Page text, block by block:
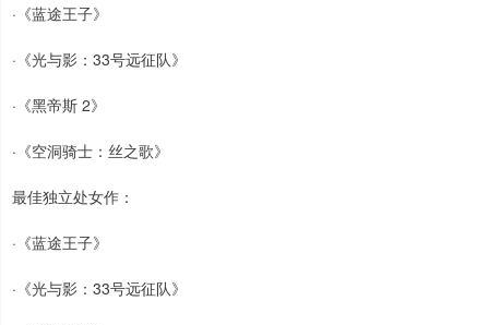
·《蓝途王子》
·《光与影：33号远征队》
·《黑帝斯 2》
·《空洞骑士：丝之歌》
最佳独立处女作：
·《蓝途王子》
·《光与影：33号远征队》